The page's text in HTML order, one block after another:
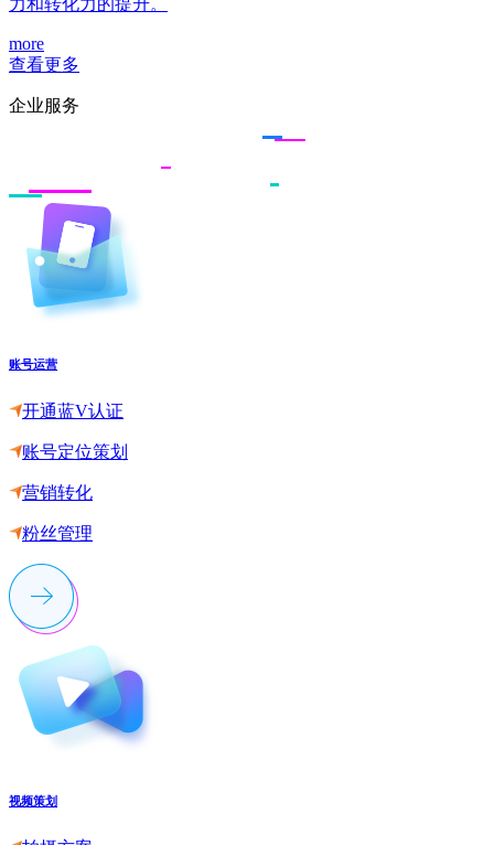
力和转化力的提升。
more
查看更多
企业服务
账号运营
开通蓝V认证
账号定位策划
营销转化
粉丝管理
视频策划